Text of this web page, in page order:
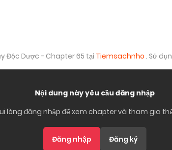
Độc Dược - Chapter 65 tại Tiemsachnho . Sử
Nội dung này yêu cầu đăng nhập
lòng đăng nhập để xem chapter và tham gia
Đăng nhập Đăng ký